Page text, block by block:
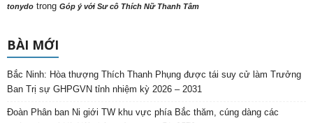
tonydo trong Góp ý với Sư cô Thích Nữ Thanh Tâm
BÀI MỚI
Bắc Ninh: Hòa thượng Thích Thanh Phụng được tái suy cử làm Trưởng
Ban Trị sự GHPGVN tỉnh nhiệm kỳ 2026 – 2031
Đoàn Phân ban Ni giới TW khu vực phía Bắc thăm, cúng dàng các